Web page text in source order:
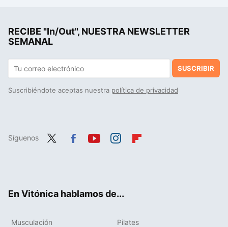
RECIBE "In/Out", NUESTRA NEWSLETTER
SEMANAL
SUSCRIBIR
Suscribiéndote aceptas nuestra política de privacidad
Síguenos
En Vitónica hablamos de...
Musculación Pilates